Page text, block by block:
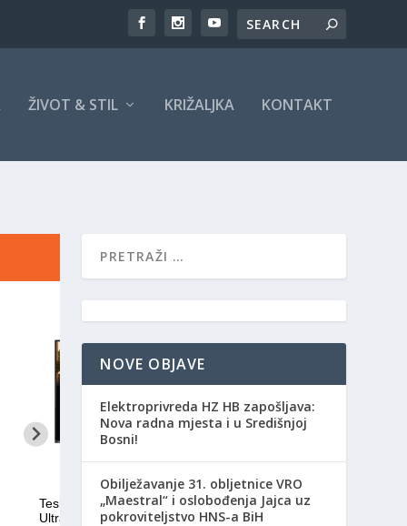
ŽIVOT & STIL KRIŽALJKA KONTAKT
NOVE OBJAVE
Elektroprivreda HZ HB zapošljava:
Nova radna mjesta i u Središnjoj
Bosni!
Obilježavanje 31. obljetnice VRO
„Maestral“ i oslobođenja Jajca uz
pokroviteljstvo HNS-a BiH